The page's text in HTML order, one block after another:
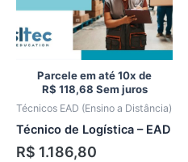
Parcele em até 10x de
R$ 118,68 Sem juros
Técnicos EAD (Ensino a Distância)
Técnico de Logística – EAD
R$ 1.186,80